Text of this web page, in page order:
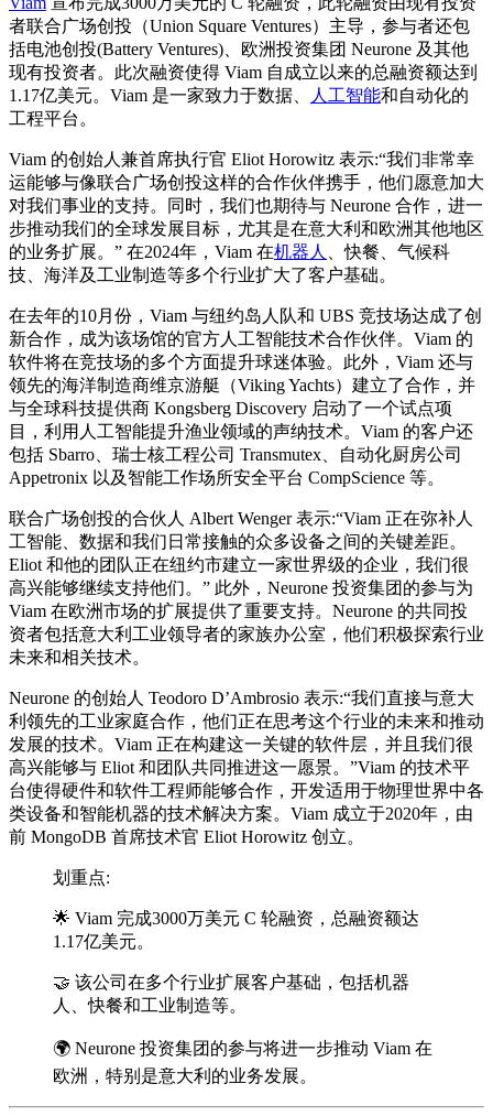
者联合广场创投（Union Square Ventures）主导，参与者还包
括电池创投(Battery Ventures)、欧洲投资集团 Neurone 及其他
现有投资者。此次融资使得 Viam 自成立以来的总融资额达到
1.17亿美元。Viam 是一家致力于数据、
人工智能和自动化的
工程平台。
Viam 的创始人兼首席执行官 Eliot Horowitz 表示:“我们非常幸
运能够与像联合广场创投这样的合作伙伴携手，他们愿意加大
对我们事业的支持。同时，我们也期待与 Neurone 合作，进一
步推动我们的全球发展目标，尤其是在意大利和欧洲其他地区
的业务扩展。” 在2024年，Viam 在机器人
、快餐、气候科
技、海洋及工业制造等多个行业扩大了客户基础。
在去年的10月份，Viam 与纽约岛人队和 UBS 竞技场达成了创
新合作，成为该场馆的官方人工智能技术合作伙伴。Viam 的
软件将在竞技场的多个方面提升球迷体验。此外，Viam 还与
领先的海洋制造商维京游艇（Viking Yachts）建立了合作，并
与全球科技提供商 Kongsberg Discovery 启动了一个试点项
目，利用人工智能提升渔业领域的声纳技术。Viam 的客户还
包括 Sbarro、瑞士核工程公司 Transmutex、自动化厨房公司
Appetronix 以及智能工作场所安全平台 CompScience 等。
联合广场创投的合伙人 Albert Wenger 表示:“Viam 正在弥补人
工智能、数据和我们日常接触的众多设备之间的关键差距。
Eliot 和他的团队正在纽约市建立一家世界级的企业，我们很
高兴能够继续支持他们。” 此外，Neurone 投资集团的参与为
Viam 在欧洲市场的扩展提供了重要支持。Neurone 的共同投
资者包括意大利工业领导者的家族办公室，他们积极探索行业
未来和相关技术。
Neurone 的创始人 Teodoro D’Ambrosio 表示:“我们直接与意大
利领先的工业家庭合作，他们正在思考这个行业的未来和推动
发展的技术。Viam 正在构建这一关键的软件层，并且我们很
高兴能够与 Eliot 和团队共同推进这一愿景。”Viam 的技术平
台使得硬件和软件工程师能够合作，开发适用于物理世界中各
类设备和智能机器的技术解决方案。Viam 成立于2020年，由
前 MongoDB 首席技术官 Eliot Horowitz 创立。
划重点:
🌟 Viam 完成3000万美元 C 轮融资，总融资额达
1.17亿美元。
🤝 该公司在多个行业扩展客户基础，包括机器
人、快餐和工业制造等。
🌍 Neurone 投资集团的参与将进一步推动 Viam 在
欧洲，特别是意大利的业务发展。